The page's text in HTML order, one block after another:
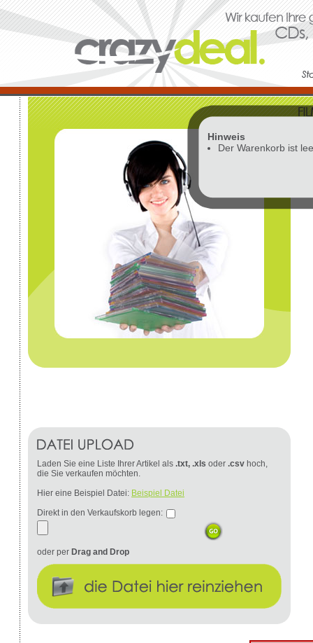
Hinweis
Der Warenkorb ist
Laden Sie eine Liste Ihrer Artikel als .txt, .xls oder .csv hoch,
die Sie verkaufen möchten.
Hier eine Beispiel Datei: Beispiel Datei
Direkt in den Verkaufskorb legen:
oder per Drag and Drop